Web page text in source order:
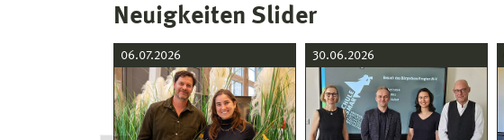
Neuigkeiten Slider
06.07.2026 30.06.2026